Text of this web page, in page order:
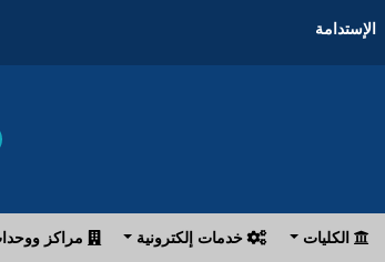
الإستدامة
الكليات خدمات إلكترونية مراكز